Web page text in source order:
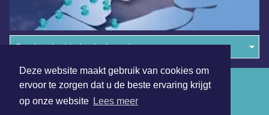
Deze website maakt gebruik van cookies om
ervoor te zorgen dat u de beste ervaring krijgt
op onze website Lees meer
Overige dagbladen in de regio
Algemene voorwaarden
Disclaimer